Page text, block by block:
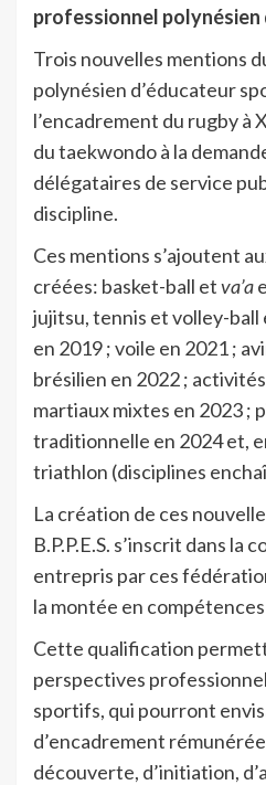
professionnel
Trois nouvelles mentions
polynésien d’éducateur
l’encadrement du rugby à
du taekwondo à la
délégataires de service
discipline.
Ces mentions s’ajoutent
créées: basket-ball etva’a
jujitsu, tennis et volley-
en 2019 ; voile en 2021 ;
brésilien en 2022 ;
martiaux mixtes en 2023 ;
traditionnelle en 2024 et,
triathlon (disciplines
La création de ces
B.P.P.E.S. s’inscrit dans
entrepris par ces
la montée en
Cette qualification
perspectives
sportifs, qui pourront
d’encadrement
découverte, d’initiation,